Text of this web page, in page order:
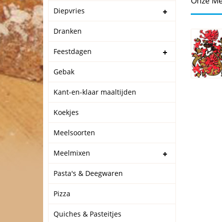
Diepvries
Dranken
Feestdagen
Gebak
Kant-en-klaar maaltijden
Koekjes
Meelsoorten
Meelmixen
Pasta's & Deegwaren
Pizza
Quiches & Pasteitjes